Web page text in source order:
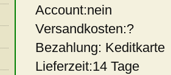
Account:nein
Versandkosten:?
Bezahlung: Keditkarte
Lieferzeit:14 Tage